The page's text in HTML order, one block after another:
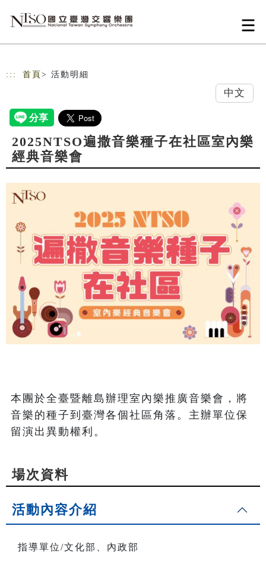
::: 首頁 > 活動明細
中文
2025NTSO遍撒音樂種子在社區室內樂
經典音樂會
本團於全臺暨離島辦理室內樂推廣音樂會，將
音樂的種子到臺灣各個社區角落。主辦單位保
留演出異動權利。
場次資料
活動內容介紹
指導單位/文化部、內政部